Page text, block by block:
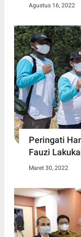
Agustus 16, 2022
Peringati
Fauzi
Maret 30, 2022